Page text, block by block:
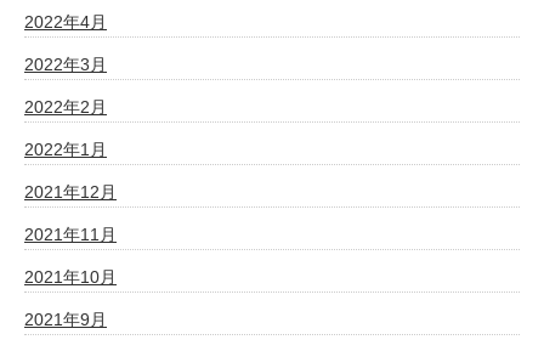
2022年4月
2022年3月
2022年2月
2022年1月
2021年12月
2021年11月
2021年10月
2021年9月